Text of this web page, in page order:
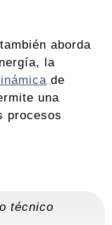
aborda
la
de
una
procesos
técnico